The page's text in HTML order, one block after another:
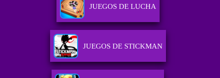
JUEGOS DE LUCHA
JUEGOS DE STICKMAN